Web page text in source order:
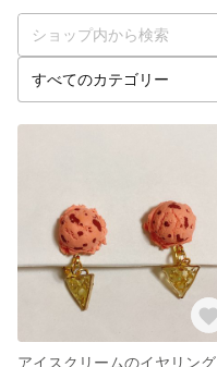
アイスクリームのイヤリング